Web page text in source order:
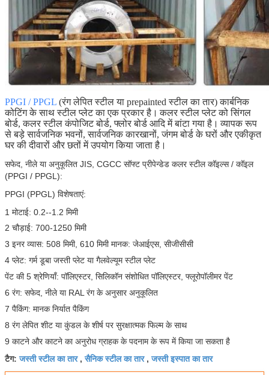
PPGI / PPGL (रंग लेपित स्टील या prepainted स्टील का तार) कार्बनिक
कोटिंग के साथ स्टील प्लेट का एक प्रकार है। कलर स्टील प्लेट को सिंगल
बोर्ड, कलर स्टील कंपोजिट बोर्ड, फ्लोर बोर्ड आदि में बांटा गया है। व्यापक रूप
से बड़े सार्वजनिक भवनों, सार्वजनिक कारखानों, जंगम बोर्ड के घरों और एकीकृत
घर की दीवारों और छतों में उपयोग किया जाता है।
सफेद, नीले या अनुकूलित JIS, CGCC सॉफ्ट प्रीपेन्डेड कलर स्टील कॉइल्स / कॉइल
(PPGI / PPGL):
PPGI (PPGL) विशेषताएं:
1 मोटाई: 0.2--1.2 मिमी
2 चौड़ाई: 700-1250 मिमी
3 इनर व्यास: 508 मिमी, 610 मिमी मानक: जेआईएस, सीजीसीसी
4 प्लेट: गर्म डूबा जस्ती प्लेट या गैलवेल्यूम स्टील प्लेट
पेंट की 5 श्रेणियाँ: पॉलिएस्टर, सिलिकॉन संशोधित पॉलिएस्टर, फ्लूरोपॉलीमर पेंट
6 रंग: सफेद, नीले या RAL रंग के अनुसार अनुकूलित
7 पैकिंग: मानक निर्यात पैकिंग
8 रंग लेपित शीट या कुंडल के शीर्ष पर सुरक्षात्मक फिल्म के साथ
9 काटने और काटने का अनुरोध ग्राहक के पदनाम के रूप में किया जा सकता है
टैग:जस्ती स्टील का तार,सैनिक स्टील का तार,जस्ती इस्पात का तार